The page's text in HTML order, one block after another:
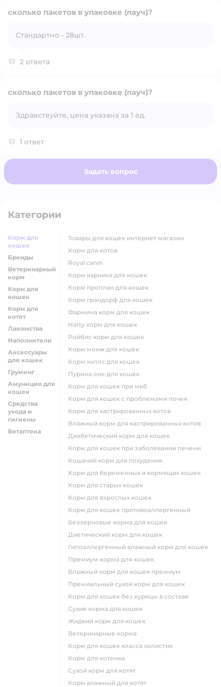
сколько пакетов в упаковке (пауч)?
Стандартно - 28шт.
2 ответа
Открыть вопрос
сколько пакетов в упаковке (пауч)?
Здравствуйте, цена указана за 1 ед.
1 ответ
Задать вопрос
Категории
Корм для
кошек
Бренды
Ветеринарный
корм
Корм для
кошек
Корм для
котят
Лакомства
Наполнители
Аксессуары
для кошек
Груминг
Амуниция для
кошек
Средства
ухода и
гигиены
Ветаптека
товары для кошек интернет магазин
корм для котов
royal canin
корм карника для кошек
корм проплан для кошек
корм грандорф для кошек
фармина корм для кошек
harty корм для кошек
ройбис корм для кошек
корм монж для кошек
корм хиллс для кошек
пурина оне для кошек
корм для кошек при мкб
корм для кошек с проблемами почек
Корм для кастрированных котов
влажный корм для кастрированных котов
диабетический корм для кошек
корм для кошек при заболевании печени
кошачий корм для похудения
корм для беременных и кормящих кошек
корм для старых кошек
корм для взрослых кошек
корм для кошек противоаллергенный
беззерновые корма для кошек
диетический корм для кошек
гипоаллергенный влажный корм для кошек
премиум корма для кошек
влажный корм для кошек премиум
премиальный сухой корм для кошек
корм для кошек без курицы в составе
сухие корма для кошек
жидкий корм для кошек
ветеринарные корма
корм для кошек класса холистик
корм для котенка
сухой корм для котят
корм влажный для котят